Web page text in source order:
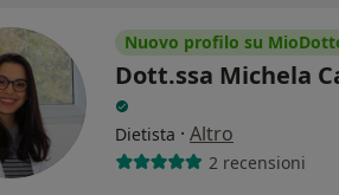
Nuovo profilo su
Dott.ssa Michela
Dietista · Altro
2 recensioni